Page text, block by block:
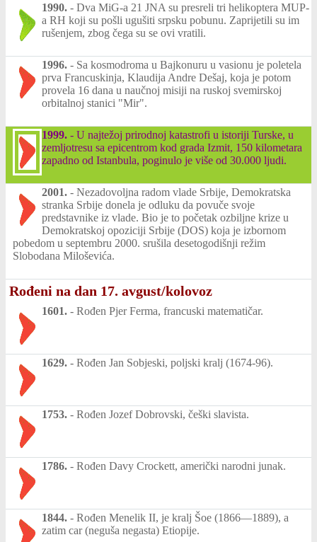
1990. - Dva MiG-a 21 JNA su presreli tri helikoptera MUP-
a RH koji su pošli ugušiti srpsku pobunu. Zaprijetili su im
rušenjem, zbog čega su se ovi vratili.
1996. - Sa kosmodroma u Bajkonuru u vasionu je poletela
prva Francuskinja, Klaudija Andre Dešaj, koja je potom
provela 16 dana u naučnoj misiji na ruskoj svemirskoj
orbitalnoj stanici "Mir".
1999. - U najtežoj prirodnoj katastrofi u istoriji Turske, u
zemljotresu sa epicentrom kod grada Izmit, 150 kilometara
zapadno od Istanbula, poginulo je više od 30.000 ljudi.
2001. - Nezadovoljna radom vlade Srbije, Demokratska
stranka Srbije donela je odluku da povuče svoje
predstavnike iz vlade. Bio je to početak ozbiljne krize u
Demokratskoj opoziciji Srbije (DOS) koja je izbornom
pobedom u septembru 2000. srušila desetogodišnji režim
Slobodana Miloševića.
Rođeni na dan 17. avgust/kolovoz
1601. - Rođen Pjer Ferma, francuski matematičar.
1629. - Rođen Jan Sobjeski, poljski kralj (1674-96).
1753. - Rođen Jozef Dobrovski, češki slavista.
1786. - Rođen Davy Crockett, američki narodni junak.
1844. - Rođen Menelik II, je kralj Šoe (1866—1889), a
zatim car (neguša negasta) Etiopije.